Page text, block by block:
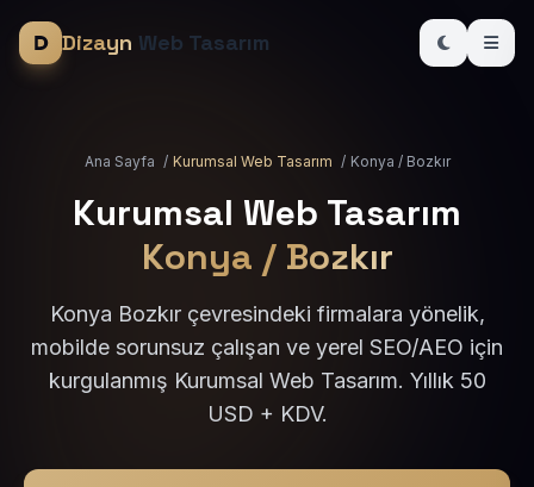
Dizayn Web Tasarım
Ana Sayfa / Kurumsal Web Tasarım / Konya / Bozkır
Kurumsal Web Tasarım
Konya / Bozkır
Konya Bozkır çevresindeki firmalara yönelik,
mobilde sorunsuz çalışan ve yerel SEO/AEO için
kurgulanmış Kurumsal Web Tasarım. Yıllık 50
USD + KDV.